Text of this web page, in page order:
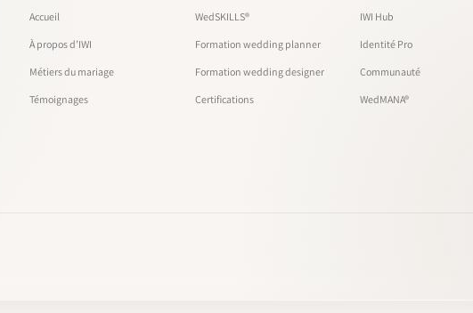
Accueil
À propos d’IWI
Métiers du mariage
Témoignages
WedSKILLS®
Formation wedding planner
Formation wedding designer
Certifications
IWI Hub
Identité Pro
Communauté
WedMANA®